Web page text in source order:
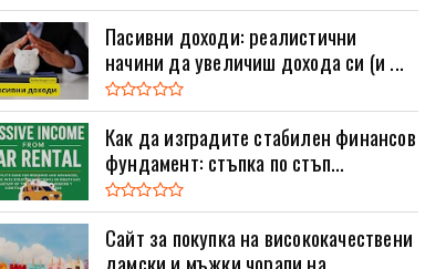
Пасивни доходи: реалистични
начини да увеличиш дохода си (и ...
Как да изградите стабилен финансов
фундамент: стъпка по стъп...
Сайт за покупка на висококачествени
дамски и мъжки чорапи на...